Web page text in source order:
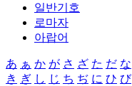
일반기호
로마자
아랍어
あ ぁ か が さ ざ た だ な
き ぎ し じ ち ぢ に ひ び